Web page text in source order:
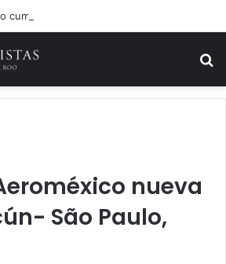
nueva
São Paulo,